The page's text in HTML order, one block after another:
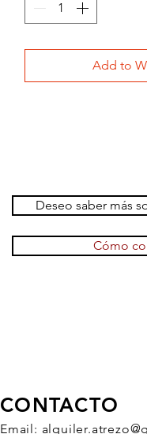
Add to
Deseo saber más
Cómo
CONTACTO
Email: